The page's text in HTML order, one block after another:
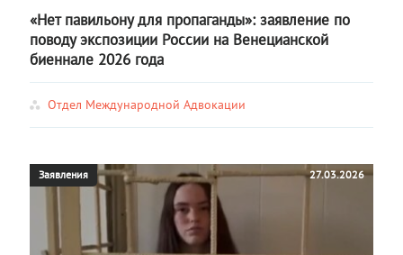
«Нет павильону для пропаганды»: заявление по
поводу экспозиции России на Венецианской
биеннале 2026 года
Отдел Международной Адвокации
Заявления 27.03.2026